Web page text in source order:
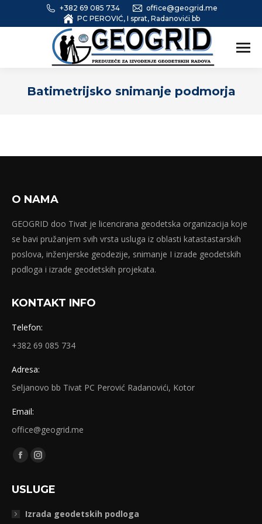
+382 69 085 734
office@geogrid.me
PC PEROVIĆ, I sprat, Radanovići bb
Batimetrijsko snimanje podmorja
O NAMA
GEOGRID doo Tivat je licencirana geodetska organizacija koje
se bavi pružanjem svih vrsta usluga iz oblasti katastastarskih
poslova, inženjerske geodezije, snimanje I izrade geodetskih
podloga i izrade geodetskih projekata.
KONTAKT INFO
Telefon:
+382 69 085 734
Adresa:
Seljanovo bb Tivat PC Perović Radanovići, Kotor
Email:
office@geogrid.me
Find us on:
Facebook
opens
Instagram
opens
USLUGE
Izrada geodetskih podloga